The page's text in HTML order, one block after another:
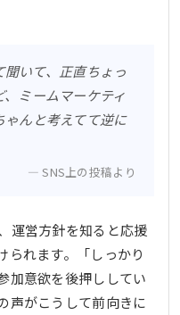
聞いて、正直ちょっ
ミームマーケティ
んと考えてて逆に
SNS上の投稿より
運営方針を知ると応援
られます。「しっかり
加意欲を後押ししてい
声がこうして前向きに